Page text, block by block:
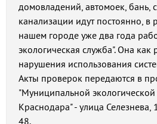
домовладений, автомоек, бань,
канализации идут постоянно, в
нашем городе уже два года
экологическая служба". Она как
нарушения использования
Акты проверок передаются в
"Муниципальной
Краснодара" - улица
48.